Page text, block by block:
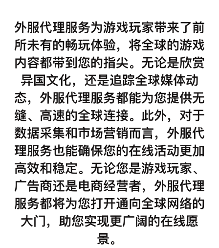
外服代理服务为游戏玩家带来了前
所未有的畅玩体验，将全球的游戏
内容都带到您的指尖。无论是欣赏
异国文化，还是追踪全球媒体动
态，外服代理服务都能为您提供无
缝、高速的全球连接。此外，对于
数据采集和市场营销而言，外服代
理服务也能确保您的在线活动更加
高效和稳定。无论您是游戏玩家、
广告商还是电商经营者，外服代理
服务都将为您打开通向全球网络的
大门，助您实现更广阔的在线愿
景。